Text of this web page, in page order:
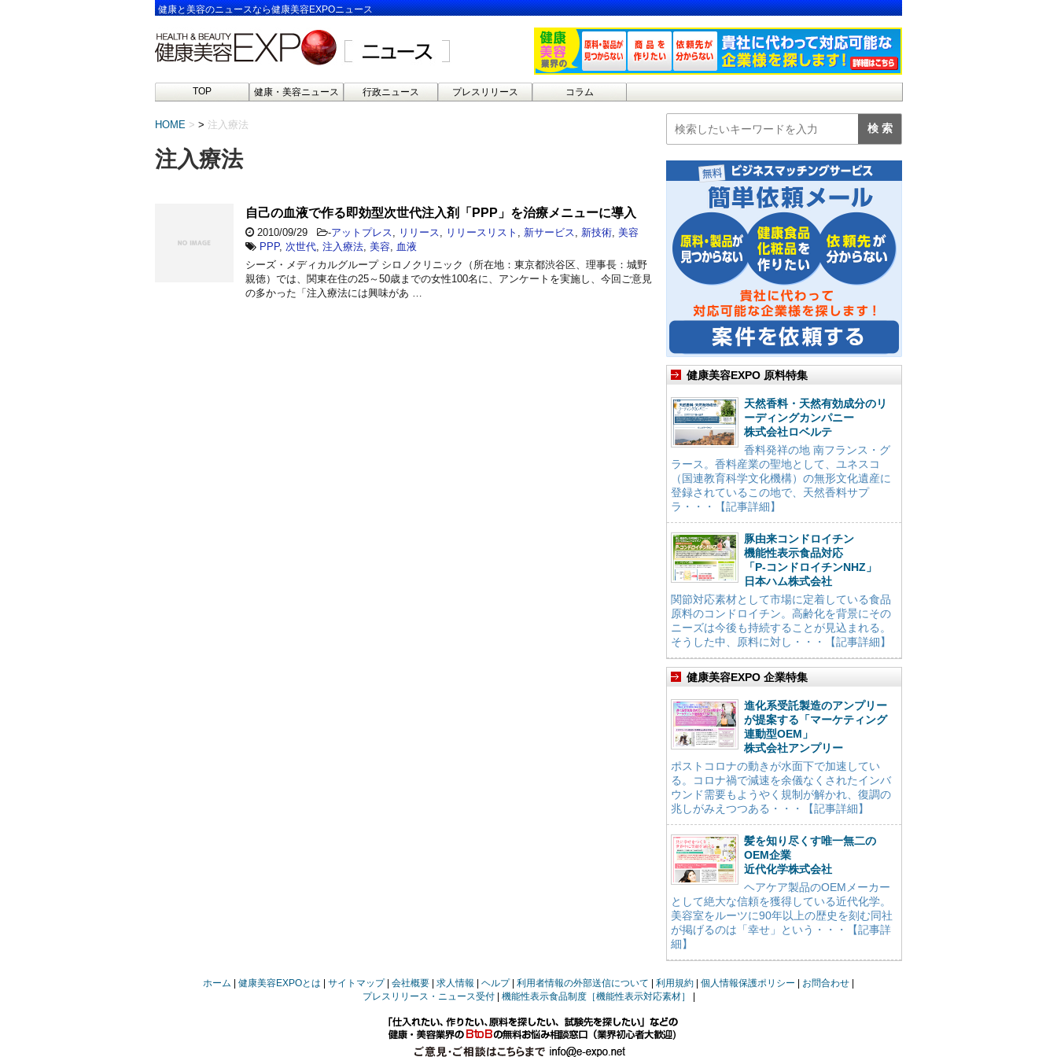
健康と美容のニュースなら健康美容EXPOニュース
TOP 健康・美容ニュース 行政ニュース プレスリリース コラム
HOME > 注入療法
注入療法
自己の血液で作る即効型次世代注入剤「PPP」を治療メニューに導入
2010/09/29 -アットプレス リリース リリースリスト 新サービス 新技術 美容
PPP, 次世代 注入療法 美容 血液
シーズ・メディカルグループ シロノクリニック（所在地：東京都渋谷区、理事長：城野
親徳）では、関東在住の25～50歳までの女性100名に、アンケートを実施し、今回ご意見
の多かった「注入療法には興味があ …
健康美容EXPO 原料特集
天然香料・天然有効成分のリ
ーディングカンパニー
株式会社ロベルテ
香料発祥の地 南フランス・グ
ラース。香料産業の聖地として、ユネスコ
（国連教育科学文化機構）の無形文化遺産に
登録されているこの地で、天然香料サプ
ラ・・・【記事詳細】
豚由来コンドロイチン
機能性表示食品対応
「P-コンドロイチンNHZ」
日本ハム株式会社
関節対応素材として市場に定着している食品
原料のコンドロイチン。高齢化を背景にその
ニーズは今後も持続することが見込まれる。
そうした中、原料に対し・・・【記事詳細】
健康美容EXPO 企業特集
進化系受託製造のアンプリー
が提案する「マーケティング
連動型OEM」
株式会社アンプリー
ポストコロナの動きが水面下で加速してい
る。コロナ禍で減速を余儀なくされたインバ
ウンド需要もようやく規制が解かれ、復調の
兆しがみえつつある・・・【記事詳細】
髪を知り尽くす唯一無二の
OEM企業
近代化学株式会社
ヘアケア製品のOEMメーカー
として絶大な信頼を獲得している近代化学。
美容室をルーツに90年以上の歴史を刻む同社
が掲げるのは「幸せ」という・・・【記事詳
細】
ホーム 健康美容EXPOとは サイトマップ 会社概要 求人情報 ヘルプ 利用者情報の外部送信について 利用規約 個人情報保護ポリシー
お問合わせ
プレスリリース・ニュース受付
機能性表示食品制度［機能性表示対応素材］